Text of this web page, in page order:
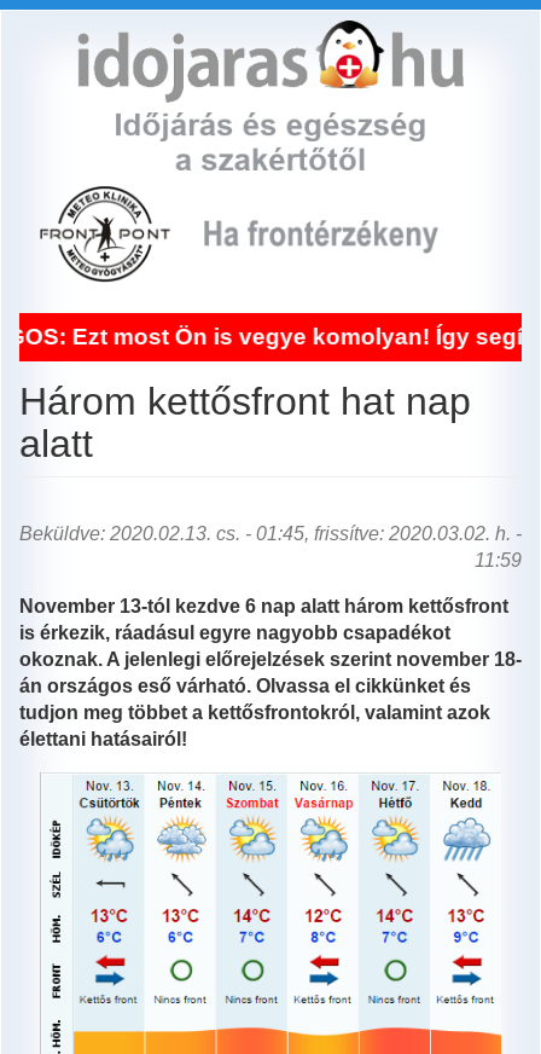
Ezt most Ön is vegye komolyan! Így segített a
Három kettősfront hat nap
alatt
Beküldve: 2020.02.13. cs. - 01:45, frissítve: 2020.03.02. h. -
11:59
November 13-tól kezdve 6 nap alatt három kettősfront
is érkezik, ráadásul egyre nagyobb csapadékot
okoznak. A jelenlegi előrejelzések szerint november 18-
án országos eső várható. Olvassa el cikkünket és
tudjon meg többet a kettősfrontokról, valamint azok
élettani hatásairól!